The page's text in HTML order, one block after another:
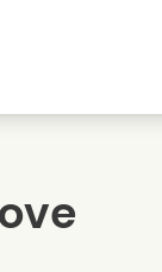
serier